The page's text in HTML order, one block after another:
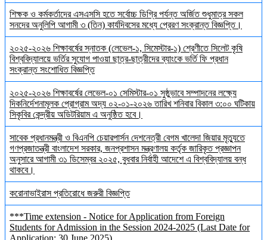
শিক্ষক ও কর্মকর্তাদের এসএসসি হতে সর্বোচ্চ ডিগ্রি পর্যন্ত অর্জিত শুধুমাত্র সকল
সনদের অনুলিপি আগামী ৩ (তিন) কার্যদিবসের মধ্যে প্রেরণ সংক্রান্ত বিজ্ঞপ্তি।
২০২৫-২০২৬ শিক্ষাবর্ষের স্নাতক (লেভেল-১, সিমেস্টার-১) শ্রেণীতে সিলেট কৃষি
বিশ্ববিদ্যালয়ে ভর্তির সুযোগ পাওয়া ছাত্র-ছাত্রীদের ব্যাংকে ভর্তি ফি প্রধান
সংক্রান্ত সংশোধিত বিজ্ঞপ্তি
২০২৫-২০২৬ শিক্ষাবর্ষের লেভেল-০১ সেমিস্টার-০১ সুষ্ঠুভাবে সম্পাদনের লক্ষ্যে
দিকনির্দেশনামূলক প্রোগ্রাম অদ্য ০২-০১-২০২৬ তারিখ শনিবার বিকাল ৩:০০ ঘটিকায়
সিকৃবির কেন্দ্রীয় অডিটরিয়াম এ অনুষ্ঠিত হবে।
সাবেক প্রধানমন্ত্রী ও বিএনপি চেয়ারপার্সন দেশনেত্রী বেগম খালেদা জিয়ার মৃত্যুতে
গণপ্রজাতন্ত্রী বাংলাদেশ সরকার, জনপ্রশাসন মন্ত্রণালয় কর্তৃক জারিকৃত প্রজ্ঞাপন
অনুসারে আগামী ৩১ ডিসেম্বর ২০২৫, বুধবার নির্বাহী আদেশে এ বিশ্ববিদ্যালয় বন্ধ
থাকবে।
করোনাভাইরাস প্রতিরোধে জরুরী বিজ্ঞপ্তি
***Time extension - Notice for Application from Foreign
Students for Admission in the Session 2024-2025 (Last Date for